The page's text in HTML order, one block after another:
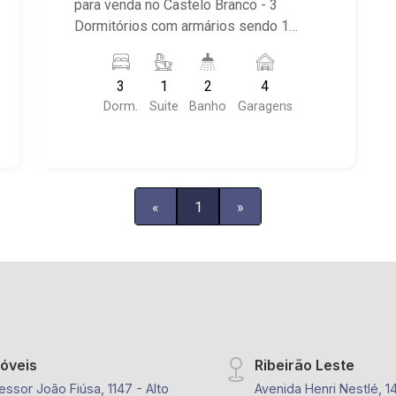
para venda no Castelo Branco - 3
Dormitórios com armários sendo 1
Banheiros - Living - Sala de Jantar -
Cozinha integrada - Área de Serviço -
Banheiro de Serviço - Churrasqueira -
Padaria Villa Sucreê entre outros
3
Dorm.
1
Suite
2
Banho
4
Garagens
« 1 »
João Fiúsa, 1147 - Alto
Ribeirão Leste
Avenida Henri Nestlé,